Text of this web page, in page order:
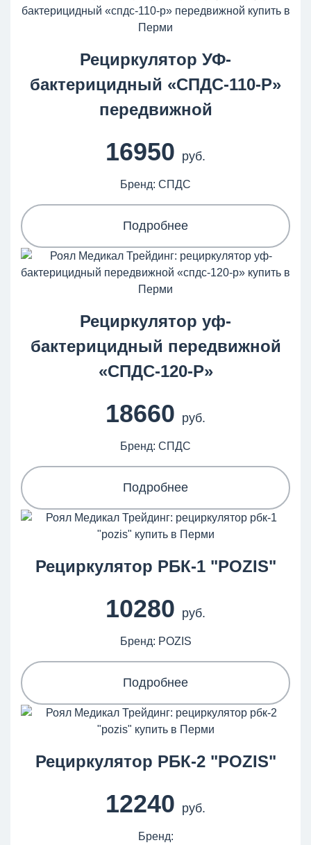
Рециркулятор УФ-
бактерицидный «СПДС-110-Р»
передвижной
16950 руб.
Бренд: СПДС
Подробнее
Рециркулятор уф-
бактерицидный передвижной
«СПДС-120-Р»
18660 руб.
Бренд: СПДС
Подробнее
Рециркулятор РБК-1 "POZIS"
10280 руб.
Бренд: POZIS
Подробнее
Рециркулятор РБК-2 "POZIS"
12240 руб.
Бренд: